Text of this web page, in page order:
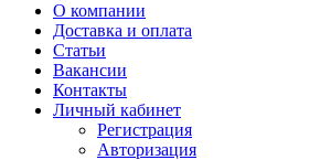
О компании
Доставка и оплата
Статьи
Вакансии
Контакты
Личный кабинет
Регистрация
Авторизация